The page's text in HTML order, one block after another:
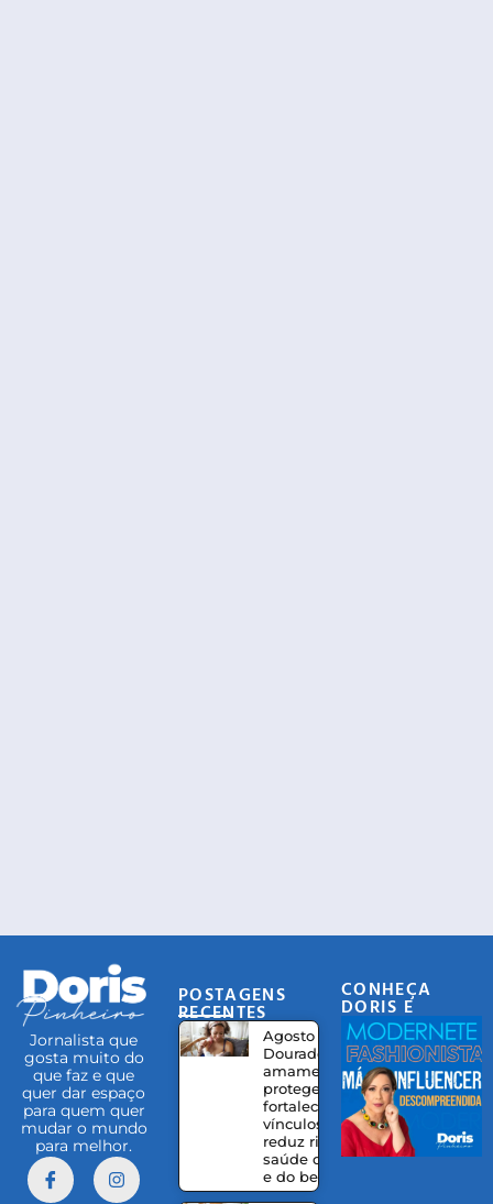
Jornalista que
gosta muito do
que faz e que
quer dar espaço
para quem quer
mudar o mundo
para melhor.
POSTAGENS
RECENTES
Agosto
Dourado:
amamentação
protege,
fortalece
vínculos e
reduz riscos à
saúde da mãe
e do bebê
CONHEÇA
DORIS E
EQUIPE